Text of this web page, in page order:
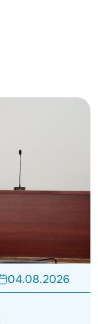
04.08.2026